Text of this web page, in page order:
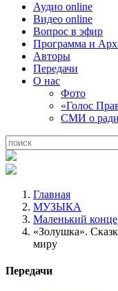
Аудио online
Видео online
Вопрос в эфир
Программа и
Авторы
Передачи
О нас
Фото
«Голос
СМИ о
Главная
МУЗЫКА
Маленький
«Золушка».
миру
Передачи